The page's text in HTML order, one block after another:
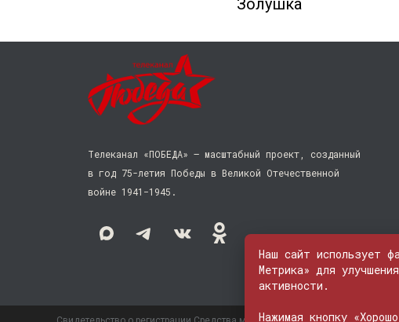
Золушка
Телеканал «ПОБЕДА» — масштабный проект, созданный
в год 75-летия Победы в Великой Отечественной
войне 1941−1945.
Наш сайт использует
Метрика» для
активности.
Нажимая кнопку